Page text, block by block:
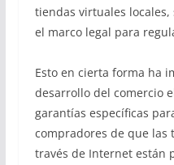
tiendas virtuales
el marco legal para
Esto en cierta forma ha
desarrollo del comercio
garantías específicas
compradores de que las
través de Internet están